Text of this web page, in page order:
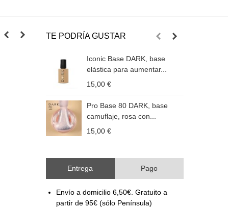
TE PODRÍA GUSTAR
Iconic Base DARK, base
elástica para aumentar...
15,00 €
Pro Base 80 DARK, base
camuflaje, rosa con...
15,00 €
Entrega Pago
Envío a domicilio 6,50€. Gratuito a
partir de 95€ (sólo Península)